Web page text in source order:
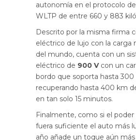
autonomía en el protocolo
WLTP de entre 660 y 883
Descrito por la misma firma
eléctrico de lujo con la carga
del mundo, cuenta con un
eléctrico de 900 V con un
bordo que soporta hasta 300
recuperando hasta 400 km
en tan solo 15 minutos.
Finalmente, como si el
fuera suficiente el auto más
año añade un toque aún